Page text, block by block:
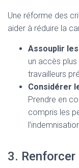
Une réforme des
aider à réduire la
Assouplir
un accès
travailleurs
Considérer
Prendre en
compris les
3. Renforcer